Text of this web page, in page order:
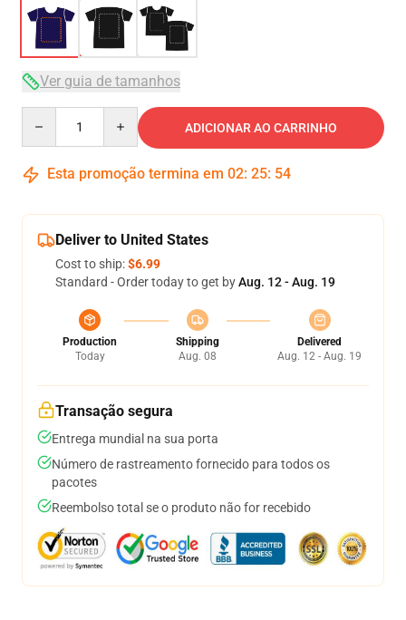
Ver guia de tamanhos
ADICIONAR AO CARRINHO
Esta promoção termina em 02: 25: 54
Deliver to United States
Cost to ship:$6.99
Standard - Order today to get byAug. 12 - Aug. 19
Production
Today
Shipping
Aug. 08
Delivered
Aug. 12 - Aug. 19
Transação segura
Entrega mundial na sua porta
Número de rastreamento fornecido para todos os
pacotes
Reembolso total se o produto não for recebido